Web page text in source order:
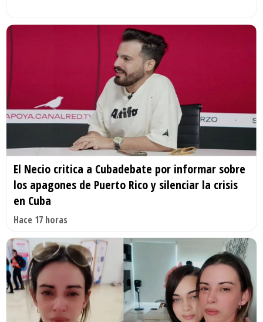
El Necio critica a Cubadebate por informar sobre
los apagones de Puerto Rico y silenciar la crisis
en Cuba
Hace 17 horas